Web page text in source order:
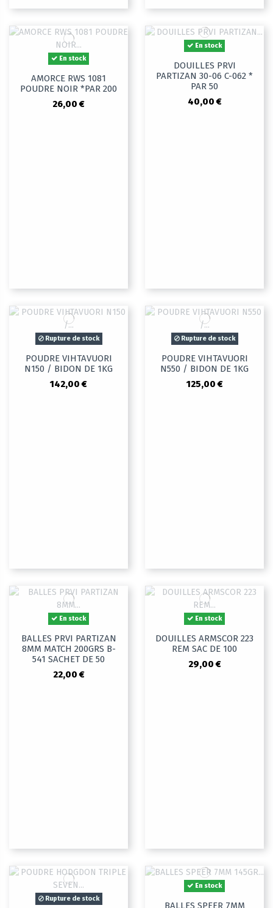
En stock
AMORCE RWS 1081
POUDRE NOIR *PAR 200
26,00 €
En stock
DOUILLES PRVI
PARTIZAN 30-06 C-062 *
PAR 50
40,00 €
Rupture de stock
POUDRE VIHTAVUORI
N150 / BIDON DE 1KG
142,00 €
Rupture de stock
POUDRE VIHTAVUORI
N550 / BIDON DE 1KG
125,00 €
En stock
BALLES PRVI PARTIZAN
8MM MATCH 200GRS B-
541 SACHET DE 50
22,00 €
En stock
DOUILLES ARMSCOR 223
REM SAC DE 100
29,00 €
Rupture de stock
En stock
BALLES SPEER 7MM